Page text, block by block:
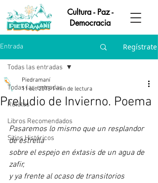
Cultura - Paz -
Democracia
Entrada Regístrate
Todas las entradas
Relatos
Libros Recomendados
Sitios Históricos
Todas las entradas
Preludio de Invierno. Poema
Piedramaní
11 oct 2018 1 min de lectura
Pasaremos lo mismo que un resplandor
de estrella
sobre el espejo en éxtasis de un agua de
zafir,
y ya frente al ocaso de transitorios